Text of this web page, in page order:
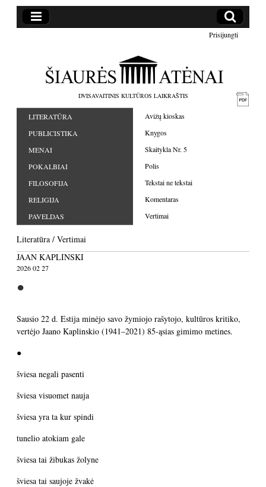
Prisijungti
DVISAVAITINIS KULTŪROS LAIKRAŠTIS
LITERATŪRA
PUBLICISTIKA
MENAI
POKALBIAI
FILOSOFIJA
RELIGIJA
PAVELDAS
Avižų kioskas
Knygos
Skaitykla Nr. 5
Polis
Tekstai ne tekstai
Komentaras
Vertimai
Literatūra / Vertimai
JAAN KAPLINSKI
2026 02 27
●
Sausio 22 d. Estija minėjo savo žymiojo rašytojo, kultūros kritiko,
vertėjo Jaano Kaplinskio (1941–2021) 85-ąsias gimimo metines.
●
šviesa negali pasenti
šviesa visuomet nauja
šviesa yra ta kur spindi
tunelio atokiam gale
šviesa tai žibukas žolyne
šviesa tai saujoje žvakė